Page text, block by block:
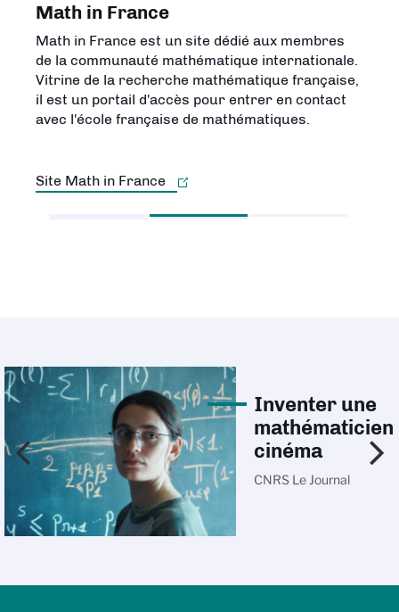
Math in France
Math in France est un site dédié aux membres
de la communauté mathématique internationale.
Vitrine de la recherche mathématique française,
il est un portail d'accès pour entrer en contact
avec l'école française de mathématiques.
Site Math in France
Inventer une
cinéma
CNRS Le Journal